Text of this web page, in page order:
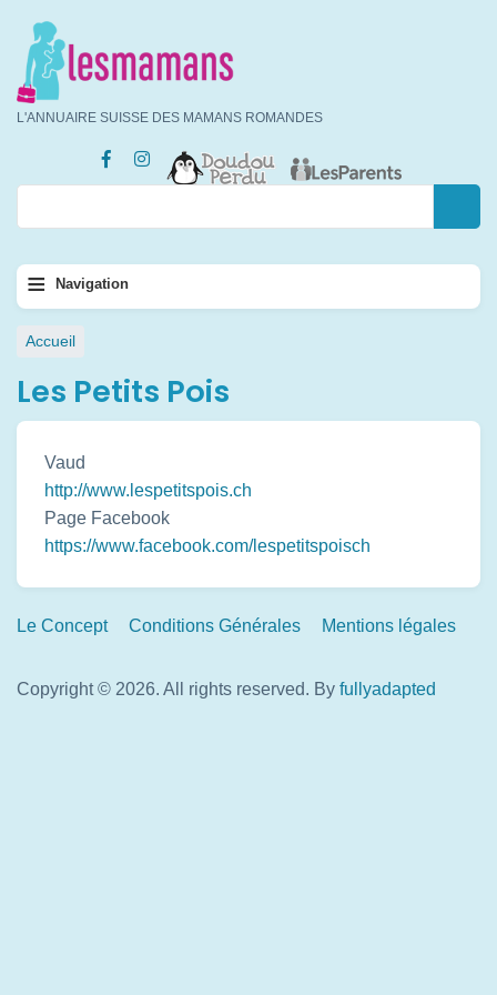
contenu
principal
L'ANNUAIRE SUISSE DES MAMANS ROMANDES
Rechercher
Navigation
principale
≡ Navigation
Fil
Accueil
Les Petits Pois
Vaud
http://www.lespetitspois.ch
Page Facebook
https://www.facebook.com/lespetitspoisch
Footer
Le Concept Conditions Générales Mentions légales
Copyright © 2026. All rights reserved. By fullyadapted